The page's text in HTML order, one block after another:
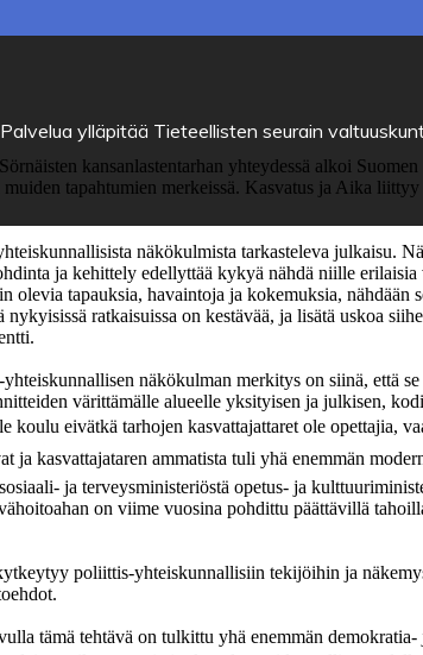
Palvelua ylläpitää Tieteellisten seurain